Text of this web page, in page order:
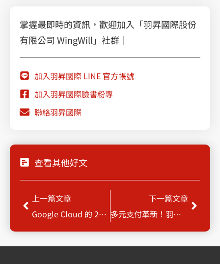
掌握最即時的資訊，歡迎加入「羽昇國際股份
有限公司 WingWill」社群｜
加入羽昇國際 LINE 官方帳號
加入羽昇國際臉書粉專
聯絡羽昇國際
查看其他好文
Prev上一篇文章
Google Cloud 的 2024年20個網路安全威脅預測
下一篇文章
多元支付革新！羽昇國際攜手英特拉金融科技開啟轉型之旅！
Next